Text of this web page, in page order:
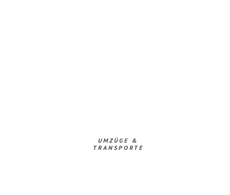
UMZÜGE &
TRANSPORTE